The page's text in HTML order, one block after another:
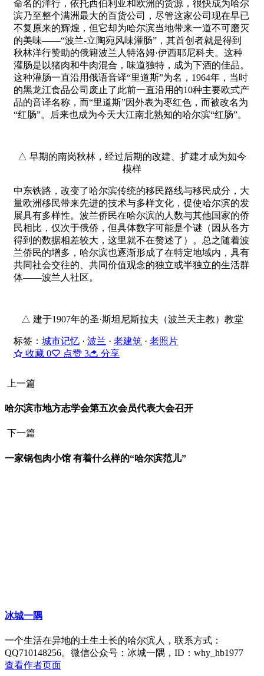
命名的洋行，依托西伯利亚和欧洲的货源，很快成为哈尔
滨乃至整个满洲最大的百货公司，尽管这家公司现在早已
不复原来的辉煌，但它却为哈尔滨当地带来一道不可磨灭
的美味——“波兰-立陶宛风味灌肠”，其首创者就是得到
秋林洋行赞助的俄籍波兰人特洛姆·伊西耶尼科夫。这种
灌肠是以猪肉和牛肉混合，味道独特，成为下酒的佳品。
这种灌肠一直沿用俄语音译“里道斯”为名，1964年，当时
的黑龙江食品公司废止了此前一直沿用的10种主要欧式产
品的音译名称，而“里道斯”因外表为枣红色，而被改名为
“红肠”。后来也成为今天大江南北熟知的哈尔滨“红肠”。
△ 早期的南岗秋林，经过后期的改建、扩建才成为如今
模样
中东铁路，改变了哈尔滨传统的移民路线与移民成分，大
量欧洲移民带来先进的技术与多样文化，促使哈尔滨的发
展具有多样性。波兰侨民在哈尔滨的人数与其他国家的侨
民相比，仅次于俄侨，但具体数字可能是个谜（因从各方
得到的数据相差较大，这里就不在赘述了）。总之随着波
兰侨民的增多，哈尔滨也逐渐形成了在特定地域内，具有
共同社会交往的、共同价值观念的独立或半独立的生活群
体——波兰人社区。
△ 建于1907年的圣·斯坦尼斯拉夫（波兰天主教）教堂
标签： 城市记忆 · 波兰 · 老建筑 · 老照片
收藏 0 点赞 3 分享
上一篇
哈尔滨市地方志学会第五次会员代表大会召开
下一篇
一家锅包肉小馆 有着什么样的“哈尔滨范儿”
冰城一隅
一个生活在异地的土生土长的哈尔滨人，联系方式：
QQ710148256。微信公众号：冰城一隅，ID：why_hb1977
查看作者页面